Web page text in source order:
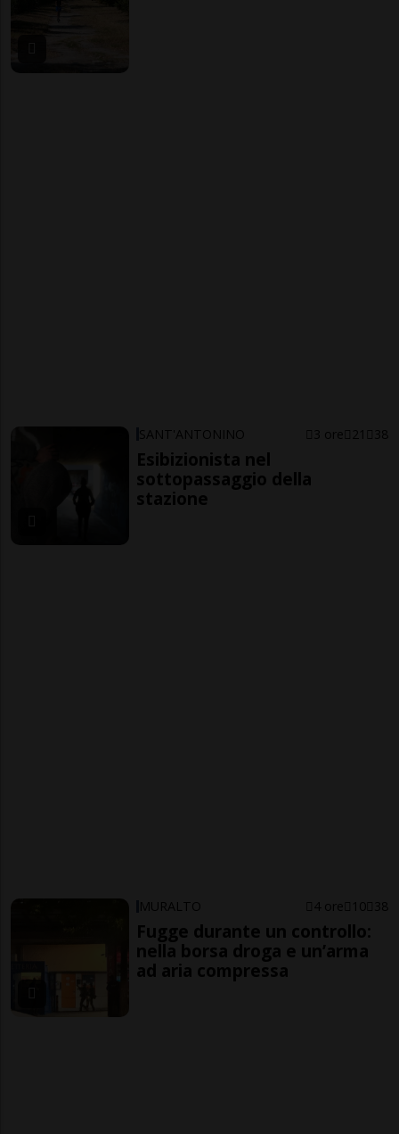
SANT'ANTONINO 3 ore 21 38
Esibizionista nel
sottopassaggio della
stazione
MURALTO 4 ore 10 38
Fugge durante un controllo:
nella borsa droga e un’arma
ad aria compressa